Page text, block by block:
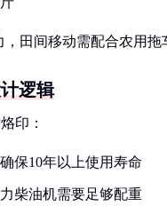
，田间移动需配合农用拖
逻辑
印：
保10年以上使用寿命
柴油机需要足够配重